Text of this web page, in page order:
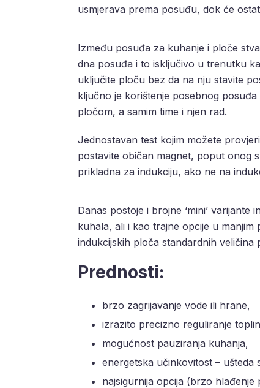
usmjerava prema posuđu, dok će
Između posuđa za kuhanje i ploče
dna posuđa i to isključivo u trenutku
uključite ploču bez da na nju stavite
ključno je korištenje posebnog
pločom, a samim time i njen rad.
Jednostavan test kojim možete
postavite običan magnet, poput onog
prikladna za indukciju, ako ne na
Danas postoje i brojne ‘mini’
kuhala, ali i kao trajne opcije u
indukcijskih ploča standardnih veličina
Prednosti:
brzo zagrijavanje vode ili hrane,
izrazito precizno reguliranje
mogućnost pauziranja kuhanja,
energetska učinkovitost – ušteda
najsigurnija opcija (brzo